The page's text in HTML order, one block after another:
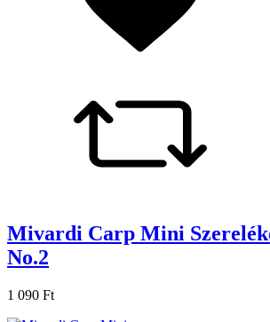
Mivardi Carp Mini
No.2
1 090 Ft